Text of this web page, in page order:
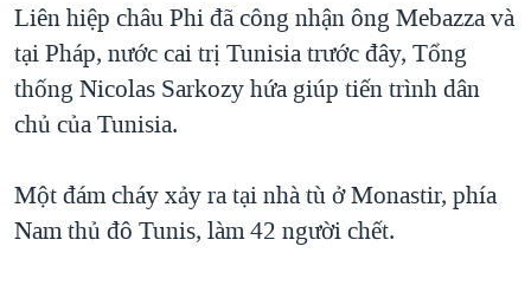
Liên hiệp châu Phi đã công nhận ông Mebazza và
tại Pháp, nước cai trị Tunisia trước đây, Tổng
thống Nicolas Sarkozy hứa giúp tiến trình dân
chủ của Tunisia.
Một đám cháy xảy ra tại nhà tù ở Monastir, phía
Nam thủ đô Tunis, làm 42 người chết.